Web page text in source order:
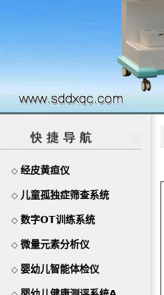
◇ 经皮黄疸仪
◇ 儿童孤独症筛查系统
◇ 数字OT训练系统
◇ 微量元素分析仪
◇ 婴幼儿智能体检仪